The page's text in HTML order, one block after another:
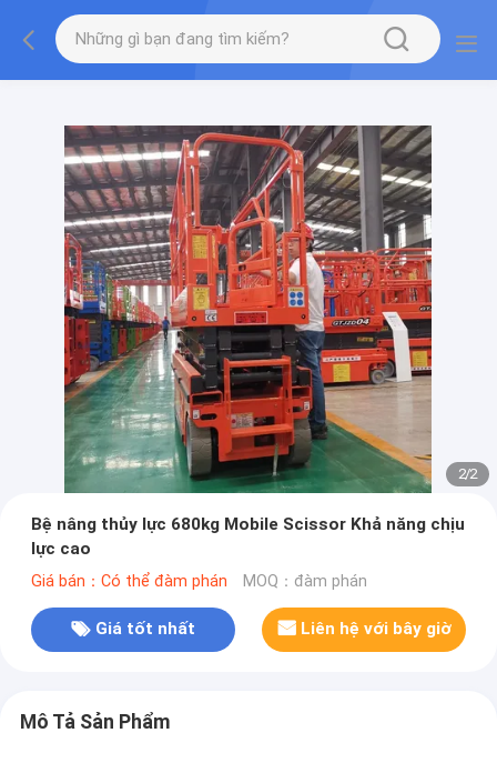
gtag('config', 'G-QWE9HWC3PF', {cookie_flags:
"SameSite=None;Secure"});
2/2
Bệ nâng thủy lực 680kg Mobile Scissor Khả năng chịu
lực cao
Giá bán：Có thể đàm phán MOQ：đàm phán
Giá tốt nhất Liên hệ với bây giờ
Mô Tả Sản Phẩm